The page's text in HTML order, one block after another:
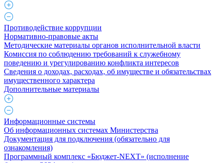
Противодействие коррупции
Нормативно-правовые акты
Методические материалы органов исполнительной власти
Комиссия по соблюдению требований к служебному
поведению и урегулированию конфликта интересов
Сведения о доходах, расходах, об имуществе и обязательствах
имущественного характера
Дополнительные материалы
Информационные системы
Об информационных системах Министерства
Документация для подключения (обязательно для
ознакомления)
Программный комплекс «Бюджет-NEXT» (исполнение